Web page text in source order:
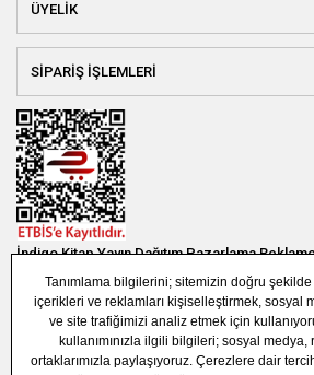
ÜYELİK
SİPARİŞ İŞLEMLERİ
İndigo Kitap Yayın Dağıtım Pazarlama
Bağlar Mah. 19. Sok. Bina No:1E 1. Bodrum
İSTANBUL
(0850) 308 7304